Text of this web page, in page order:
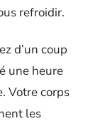
refroidir.
d’un coup
une heure
Votre corps
les